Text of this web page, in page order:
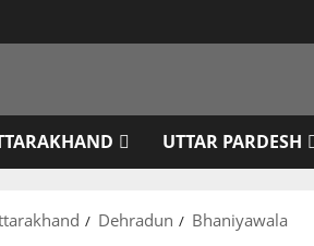
UTTAR PARDESH
Dehradun Bhaniyawala